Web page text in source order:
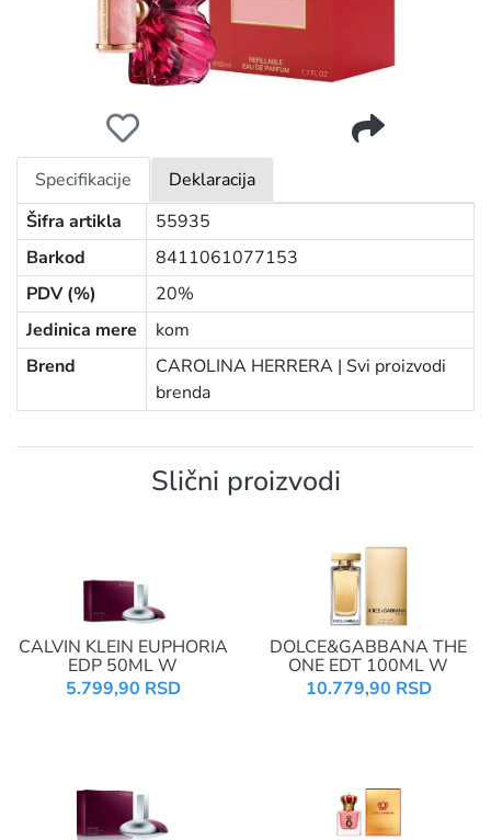
Specifikacije
Deklaracija
Šifra artikla
55935
Barkod
8411061077153
PDV (%)
20%
Jedinica mere
kom
Brend
CAROLINA HERRERA | Svi proizvodi
brenda
Slični proizvodi
CALVIN KLEIN EUPHORIA
EDP 50ML W
5.799,90 RSD
DOLCE&GABBANA THE
ONE EDT 100ML W
10.779,90 RSD